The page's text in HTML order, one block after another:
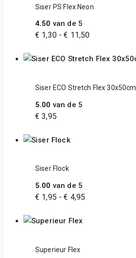
Siser PS Flex Neon
4.50 van de 5
€ 1,30 - € 11,50
Siser ECO Stretch Flex 30x50cm
5.00 van de 5
€ 3,95
Siser Flock
5.00 van de 5
€ 1,95 - € 4,95
Superieur Flex